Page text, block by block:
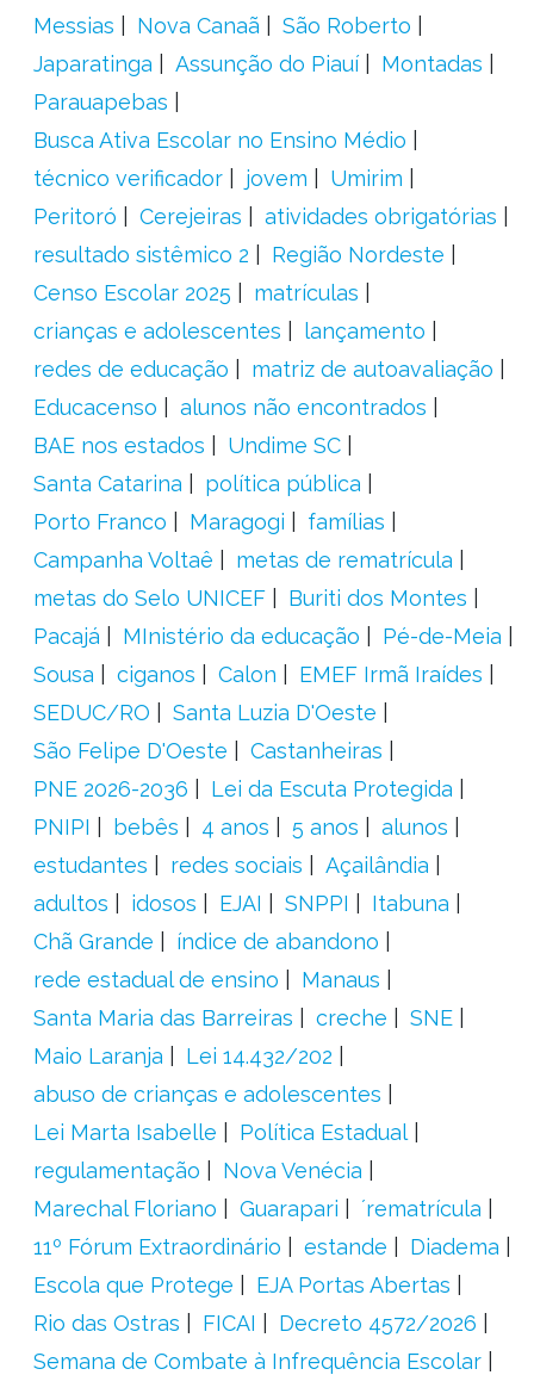
Messias Nova Canaã
São Roberto
Japaratinga
Assunção do Piauí
Montadas
Parauapebas
Busca Ativa Escolar no Ensino Médio
técnico verificador
jovem
Umirim
Peritoró
Cerejeiras
atividades obrigatórias
resultado sistêmico 2
Região Nordeste
Censo Escolar 2025
matrículas
crianças e adolescentes
lançamento
redes de educação
matriz de autoavaliação
Educacenso
alunos não encontrados
BAE nos estados
Undime SC
Santa Catarina
política pública
Porto Franco
Maragogi
famílias
Campanha Voltaê
metas de rematrícula
metas do Selo UNICEF
Buriti dos Montes
Pacajá
MInistério da educação
Pé-de-Meia
Sousa
ciganos Calon
EMEF Irmã Iraídes
SEDUC/RO
Santa Luzia D'Oeste
São Felipe D'Oeste
Castanheiras
PNE 2026-2036
Lei da Escuta Protegida
PNIPI
bebês 4 anos 5 anos
alunos
estudantes
redes sociais
Açailândia
adultos
idosos EJAI SNPPI
Itabuna
Chã Grande
índice de abandono
rede estadual de ensino
Manaus
Santa Maria das Barreiras
creche
SNE
Maio Laranja
Lei 14.432/202
abuso de crianças e adolescentes
Lei Marta Isabelle
Política Estadual
regulamentação
Nova Venécia
Marechal Floriano
Guarapari
´rematrícula
11º Fórum Extraordinário
estande
Diadema
Escola que Protege
EJA Portas Abertas
Rio das Ostras
FICAI
Decreto 4572/2026
Semana de Combate à Infrequência Escolar